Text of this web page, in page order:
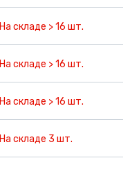
На складе > 16 шт.
На складе > 16 шт.
На складе > 16 шт.
На складе 3 шт.